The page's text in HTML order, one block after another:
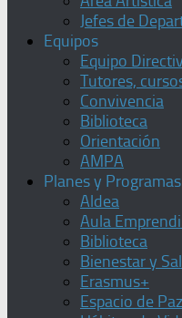
Jefes de
Equipos
Equipo
Tutores,
Convivencia
Biblioteca
Orientación
AMPA
Planes y Programas
Aldea
Aula
Biblioteca
Bienestar y
Erasmus+
Espacio de Paz